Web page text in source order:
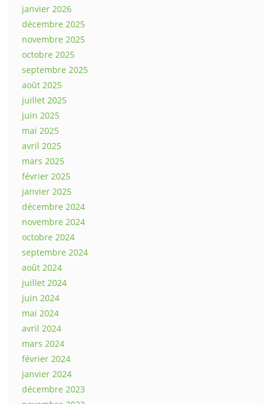
janvier 2026
décembre 2025
novembre 2025
octobre 2025
septembre 2025
août 2025
juillet 2025
juin 2025
mai 2025
avril 2025
mars 2025
février 2025
janvier 2025
décembre 2024
novembre 2024
octobre 2024
septembre 2024
août 2024
juillet 2024
juin 2024
mai 2024
avril 2024
mars 2024
février 2024
janvier 2024
décembre 2023